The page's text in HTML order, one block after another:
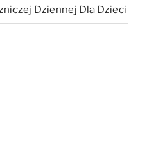
Dziennej Dla Dzieci